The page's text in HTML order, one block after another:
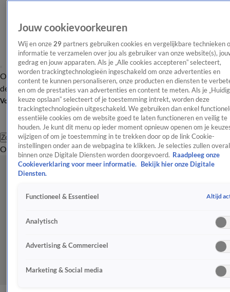
OverzichtAfleveringen Entertainment TV Algemeen
Tip
de redactieNieuwsbrief
Volg Shownieuws
Zoeken
OverzichtEntertainmentSpraakmakendRealityCrimeVideo's
Jouw cookievoorkeuren
Wij en onze 29 partners gebruiken cookies en vergelijkbare technieken
informatie te verzamelen over jou als gebruiker van onze website(s),
gedrag en jouw apparaten. Als je „Alle cookies accepteren” selecteert,
worden trackingtechnologieën ingeschakeld om onze advertenties en
content te kunnen personaliseren, onze producten en diensten te
en om de prestaties van advertenties en content te meten. Als je
keuze opslaan” selecteert of je toestemming intrekt, worden deze
trackingtechnologieën uitgeschakeld. We gebruiken dan enkel
essentiële cookies om de website goed te laten functioneren en veilig te
houden. Je kunt dit menu op ieder moment opnieuw openen om je
wijzigen of om je toestemming in te trekken door op de link Cookie-
instellingen onder aan de webpagina te klikken. Je selecties zullen overal
binnen onze Digitale Diensten worden doorgevoerd. Raadpleeg onze
Cookieverklaring voor meer informatie.
Bekijk hier onze Digitale
Diensten.
Functioneel & Essentieel Altijd
Analytisch
Advertising & Commercieel
Marketing & Social media